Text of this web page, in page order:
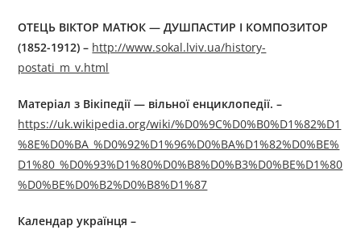
ОТЕЦЬ ВІКТОР МАТЮК — ДУШПАСТИР І КОМПОЗИТОР
(1852-1912) – http://www.sokal.lviv.ua/history-
postati_m_v.html
Матеріал з Вікіпедії — вільної енциклопедії. –
https://uk.wikipedia.org/wiki/%D0%9C%D0%B0%D1%82%D1
%8E%D0%BA_%D0%92%D1%96%D0%BA%D1%82%D0%BE%
D1%80_%D0%93%D1%80%D0%B8%D0%B3%D0%BE%D1%80
%D0%BE%D0%B2%D0%B8%D1%87
Календар українця –